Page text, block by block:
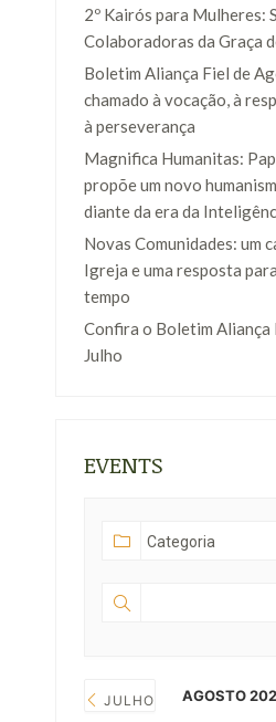
2º Kairós para Mulheres:
Colaboradoras da Graça
Boletim Aliança Fiel de
chamado à vocação, à
à perseverança
Magnifica Humanitas:
propõe um novo
diante da era da
Novas Comunidades: um
Igreja e uma resposta
tempo
Confira o Boletim Aliança
Julho
EVENTS
JULHO AGOSTO